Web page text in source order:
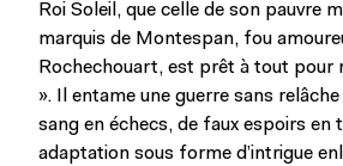
Roi Soleil, que celle de son pauvre
marquis de Montespan, fou
Rochechouart, est prêt à tout pour
». Il entame une guerre sans
sang en échecs, de faux espoirs en
adaptation sous forme d’intrigue